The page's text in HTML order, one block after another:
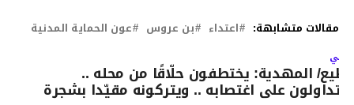
مقالات متشابهة: اعتداء بن عروس عون الحماية المدنية
المهدية: يختطفون حلّاقًا من محله ..
على اغتصابه .. ويتركونه مقيّدا بشجرة